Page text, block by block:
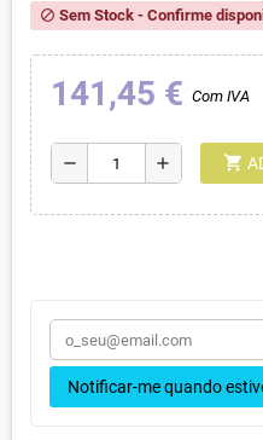
block Sem Stock - Confirme
141,45 € Com IVA
remove add shopping_cart
Notificar-me quando